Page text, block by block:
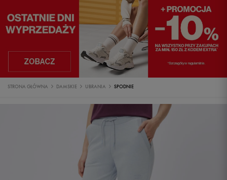
STRONA GŁÓWNA DAMSKIE UBRANIA SPODNIE